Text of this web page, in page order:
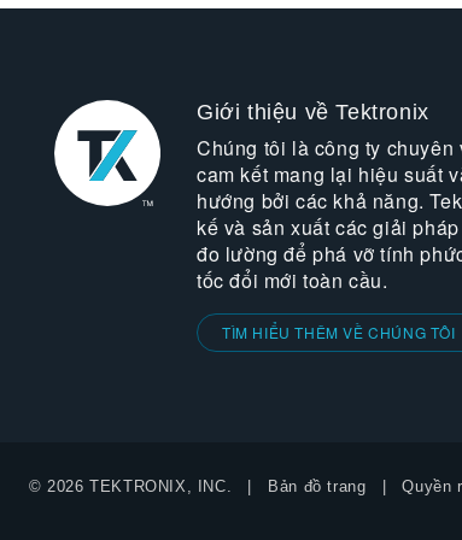
Giới thiệu về Tektronix
Chúng tôi là công ty chuyên
cam kết mang lại hiệu suất
hướng bởi các khả năng.
kế và sản xuất các giải
đo lường để phá vỡ tính
tốc đổi mới toàn cầu.
TÌM HIỂU THÊM VỀ CHÚNG TÔI
© 2026 TEKTRONIX, INC. Bản đồ trang Quyền